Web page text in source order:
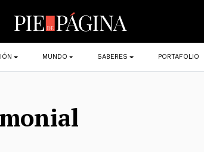
MUNDO SABERES PORTAFOLIO